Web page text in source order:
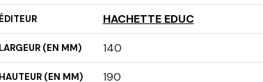
ÉDITEUR HACHETTE EDUC
LARGEUR (EN MM) 140
HAUTEUR (EN MM) 190